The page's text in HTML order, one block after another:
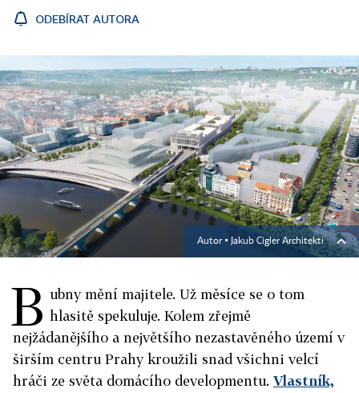
ODEBÍRAT AUTORA
Autor ▪ Jakub Cigler Architekti
B ubny mění majitele. Už měsíce se o tom
hlasitě spekuluje. Kolem zřejmě
nejžádanějšího a největšího nezastavěného území v
širším centru Prahy kroužili snad všichni velcí
hráči ze světa domácího developmentu. Vlastník,